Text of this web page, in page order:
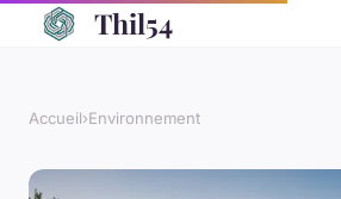
Thil54
Accueil›Environnement